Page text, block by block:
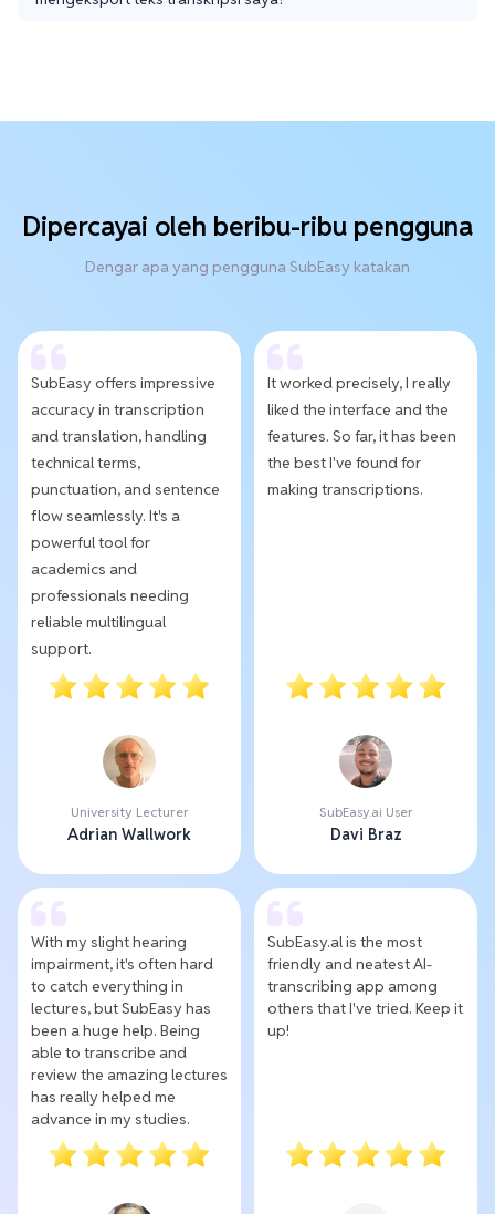
Dipercayai oleh beribu-ribu pengguna
Dengar apa yang pengguna SubEasy katakan
SubEasy offers impressive
accuracy in transcription
and translation, handling
technical terms,
punctuation, and sentence
flow seamlessly. It's a
powerful tool for
academics and
professionals needing
reliable multilingual
support.
University Lecturer
Adrian Wallwork
It worked precisely, I really
liked the interface and the
features. So far, it has been
the best I've found for
making transcriptions.
SubEasy.ai User
Davi Braz
With my slight hearing
impairment, it's often hard
to catch everything in
lectures, but SubEasy has
been a huge help. Being
able to transcribe and
review the amazing lectures
has really helped me
advance in my studies.
SubEasy.al is the most
friendly and neatest AI-
transcribing app among
others that I've tried. Keep it
up!